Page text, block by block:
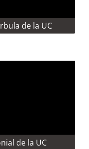
de la UC
de la UC